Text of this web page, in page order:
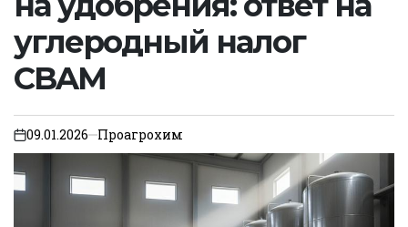
углеродный налог
CBAM
on09.01.2026 Проагрохим